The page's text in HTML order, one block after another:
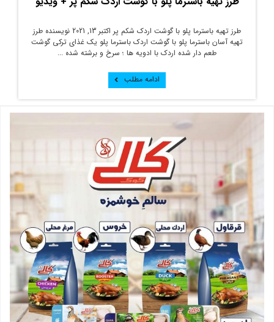
طرز تهیه باسترما پلو با گوشت اردک شکم پر اکتبر 13, 2021 نویسنده طرز
تهیه آسان باسترما پلو با گوشت اردک باسترما پلو یک غذای ترکی گوشت
طعم دار شده اردک با ادویه ها ؛ سرخ و برشته شده ...
ادامه مطلب